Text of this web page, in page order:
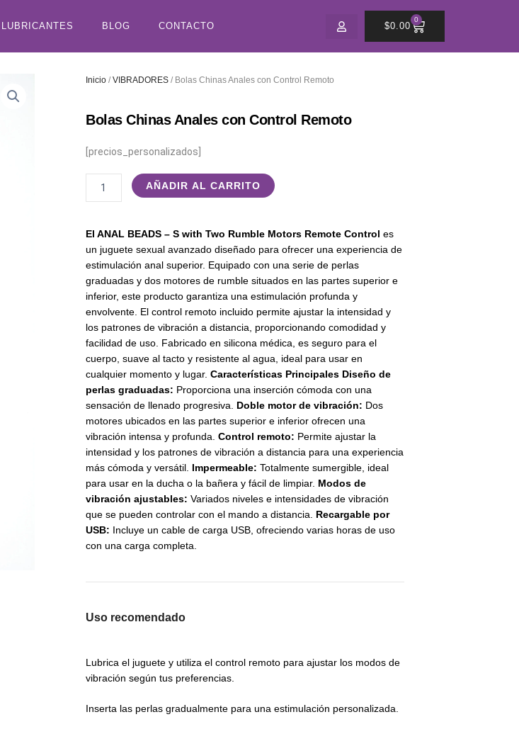
LUBRICANTES BLOG CONTACTO $0.00
0
CART
Inicio /VIBRADORES / Bolas Chinas Anales con Control Remoto
Bolas Chinas Anales con Control Remoto
[precios_personalizados]
Remoto
AÑADIR AL CARRITO
El ANAL BEADS – S with Two Rumble Motors Remote Control es
un juguete sexual avanzado diseñado para ofrecer una experiencia de
estimulación anal superior. Equipado con una serie de perlas
graduadas y dos motores de rumble situados en las partes superior e
inferior, este producto garantiza una estimulación profunda y
envolvente. El control remoto incluido permite ajustar la intensidad y
los patrones de vibración a distancia, proporcionando comodidad y
facilidad de uso. Fabricado en silicona médica, es seguro para el
cuerpo, suave al tacto y resistente al agua, ideal para usar en
cualquier momento y lugar. Características Principales Diseño de
perlas graduadas: Proporciona una inserción cómoda con una
sensación de llenado progresiva. Doble motor de vibración: Dos
motores ubicados en las partes superior e inferior ofrecen una
vibración intensa y profunda. Control remoto: Permite ajustar la
intensidad y los patrones de vibración a distancia para una experiencia
más cómoda y versátil. Impermeable: Totalmente sumergible, ideal
para usar en la ducha o la bañera y fácil de limpiar. Modos de
vibración ajustables: Variados niveles e intensidades de vibración
que se pueden controlar con el mando a distancia. Recargable por
USB: Incluye un cable de carga USB, ofreciendo varias horas de uso
con una carga completa.
Uso recomendado
Lubrica el juguete y utiliza el control remoto para ajustar los modos de
vibración según tus preferencias.
Inserta las perlas gradualmente para una estimulación personalizada.